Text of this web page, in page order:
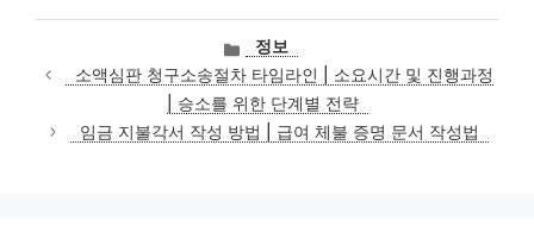
카
테
고
리
정보
소액심판 청구소송절차 타임라인 | 소요시간 및 진행과정
| 승소를 위한 단계별 전략
임금 지불각서 작성 방법 | 급여 체불 증명 문서 작성법